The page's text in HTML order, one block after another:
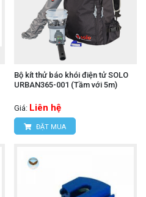
Bộ kít thử báo khói điện tử SOLO
URBAN365-001 (Tầm với 5m)
Giá: Liên hệ
ĐẶT MUA